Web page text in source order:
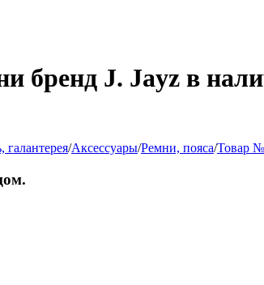
бренд J. Jayz в
галантерея/Аксессуары/Ремни, пояса/Товар